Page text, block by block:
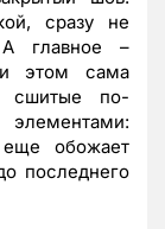
сразу не
главное –
этом сама
сшитые по-
обожает
последнего